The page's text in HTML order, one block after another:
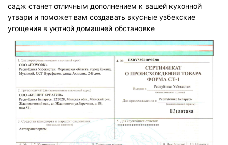
садж станет отличным дополнением к вашей кухонной
утвари и поможет вам создавать вкусные узбекские
угощения в уютной домашней обстановке